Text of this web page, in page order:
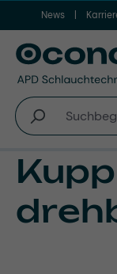
Zum Hauptinhalt
News